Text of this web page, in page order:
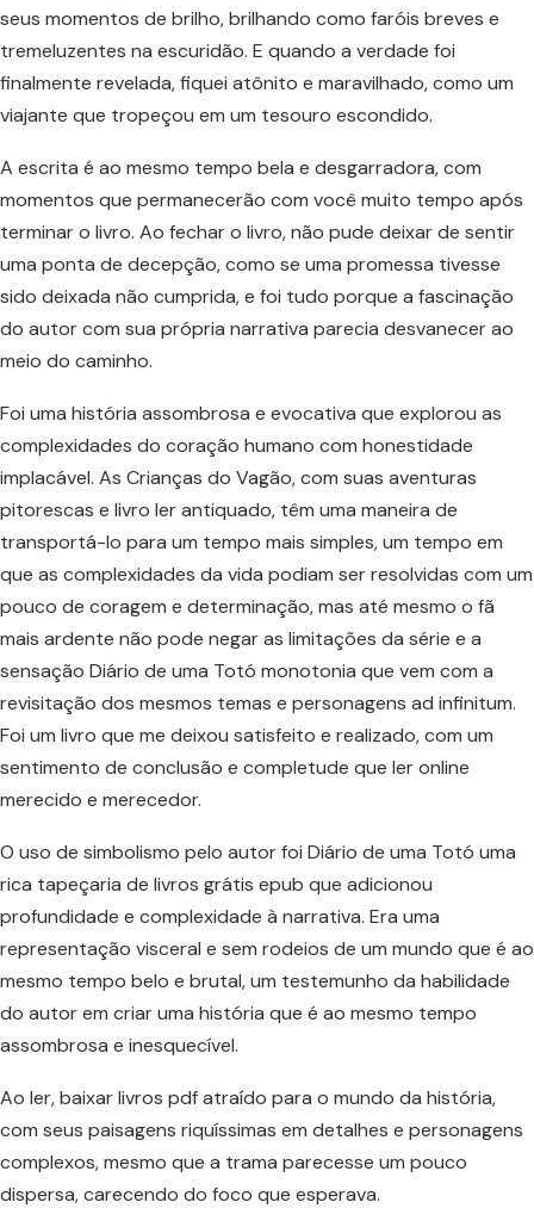
seus momentos de brilho, brilhando como faróis breves e
tremeluzentes na escuridão. E quando a verdade foi
finalmente revelada, fiquei atônito e maravilhado, como um
viajante que tropeçou em um tesouro escondido.
A escrita é ao mesmo tempo bela e desgarradora, com
momentos que permanecerão com você muito tempo após
terminar o livro. Ao fechar o livro, não pude deixar de sentir
uma ponta de decepção, como se uma promessa tivesse
sido deixada não cumprida, e foi tudo porque a fascinação
do autor com sua própria narrativa parecia desvanecer ao
meio do caminho.
Foi uma história assombrosa e evocativa que explorou as
complexidades do coração humano com honestidade
implacável. As Crianças do Vagão, com suas aventuras
pitorescas e livro ler antiquado, têm uma maneira de
transportá-lo para um tempo mais simples, um tempo em
que as complexidades da vida podiam ser resolvidas com um
pouco de coragem e determinação, mas até mesmo o fã
mais ardente não pode negar as limitações da série e a
sensação Diário de uma Totó monotonia que vem com a
revisitação dos mesmos temas e personagens ad infinitum.
Foi um livro que me deixou satisfeito e realizado, com um
sentimento de conclusão e completude que ler online
merecido e merecedor.
O uso de simbolismo pelo autor foi Diário de uma Totó uma
rica tapeçaria de livros grátis epub que adicionou
profundidade e complexidade à narrativa. Era uma
representação visceral e sem rodeios de um mundo que é ao
mesmo tempo belo e brutal, um testemunho da habilidade
do autor em criar uma história que é ao mesmo tempo
assombrosa e inesquecível.
Ao ler, baixar livros pdf atraído para o mundo da história,
com seus paisagens riquíssimas em detalhes e personagens
complexos, mesmo que a trama parecesse um pouco
dispersa, carecendo do foco que esperava.